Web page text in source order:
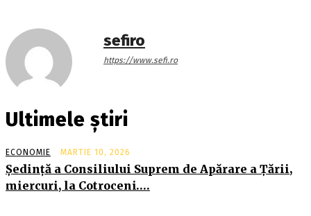
sefiro
https://www.sefi.ro
Ultimele știri
ECONOMIE MARTIE 10, 2026
Şedinţă a Consiliului Suprem de Apărare a Ţării,
miercuri, la Cotroceni….